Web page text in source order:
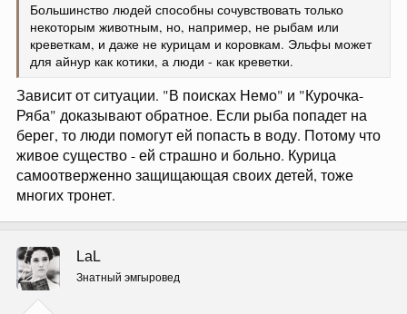
Большинство людей способны сочувствовать только
некоторым животным, но, например, не рыбам или
креветкам, и даже не курицам и коровкам. Эльфы может
для айнур как котики, а люди - как креветки.
Зависит от ситуации. "В поисках Немо" и "Курочка-
Ряба" доказывают обратное. Если рыба попадет на
берег, то люди помогут ей попасть в воду. Потому что
живое существо - ей страшно и больно. Курица
самоотверженно защищающая своих детей, тоже
многих тронет.
LaL
Знатный эмгыровед